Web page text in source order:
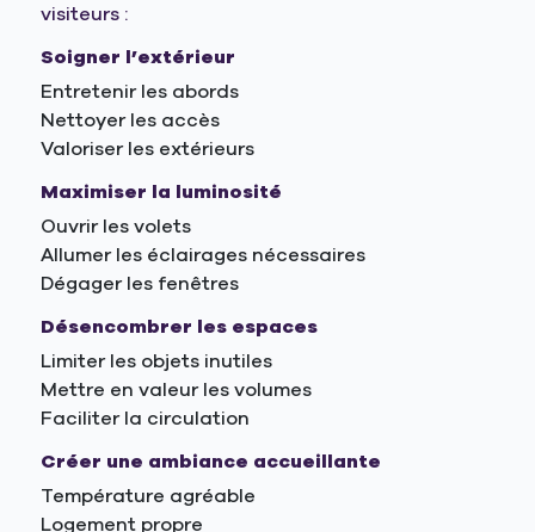
visiteurs :
Soigner l’extérieur
Entretenir les abords
Nettoyer les accès
Valoriser les extérieurs
Maximiser la luminosité
Ouvrir les volets
Allumer les éclairages nécessaires
Dégager les fenêtres
Désencombrer les espaces
Limiter les objets inutiles
Mettre en valeur les volumes
Faciliter la circulation
Créer une ambiance accueillante
Température agréable
Logement propre